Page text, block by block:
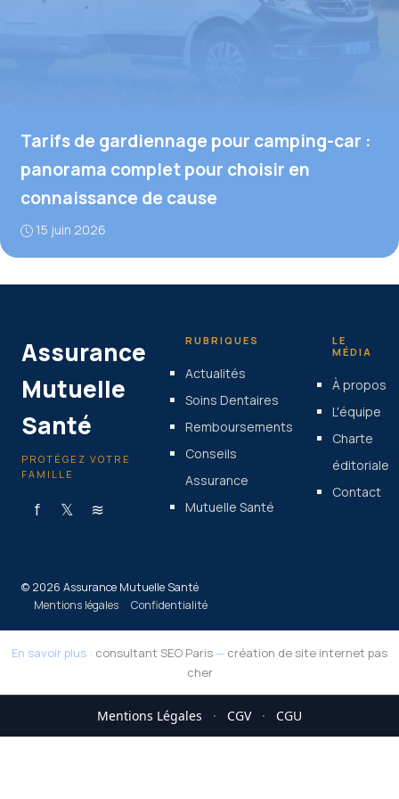
Tarifs de gardiennage pour camping-car :
panorama complet pour choisir en
connaissance de cause
15 juin 2026
Assurance
Mutuelle
Santé
PROTÉGEZ VOTRE
FAMILLE
f 𝕏 ≋
RUBRIQUES
Actualités
Soins Dentaires
Remboursements
Conseils
Assurance
Mutuelle Santé
LE
MÉDIA
À propos
L'équipe
Charte
éditoriale
Contact
© 2026 Assurance Mutuelle Santé
Mentions légales
Confidentialité
En savoir plus : consultant SEO Paris — création de site internet pas
cher
Mentions Légales · CGV · CGU